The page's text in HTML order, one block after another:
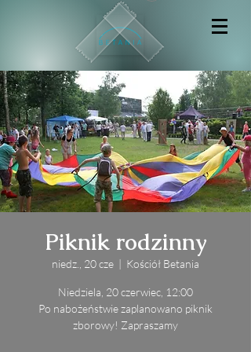
Piknik rodzinny
niedz., 20 cze
  |
Kościół Betania
Niedziela, 20 czerwiec, 12:00
Po nabożeństwie zaplanowano piknik
zborowy! Zapraszamy